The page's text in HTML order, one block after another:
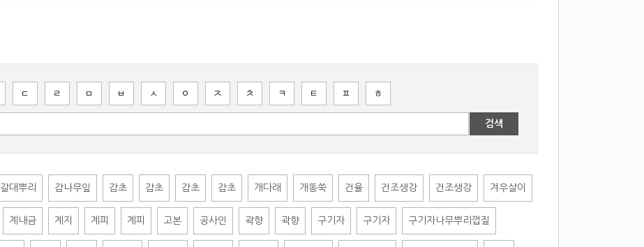
ㄷ ㄹ ㅁ ㅂ ㅅ ㅇ ㅈ ㅊ ㅋ ㅌ ㅍ ㅎ
검색
갈대뿌리 감나무잎 감초 감초 감초 감초 개다래 개똥쑥 건율 건조생강 건조생강 겨우살이
계내금 계지 계피 계피 고본 공사인 곽향 곽향 구기자 구기자 구기자나무뿌리껍질